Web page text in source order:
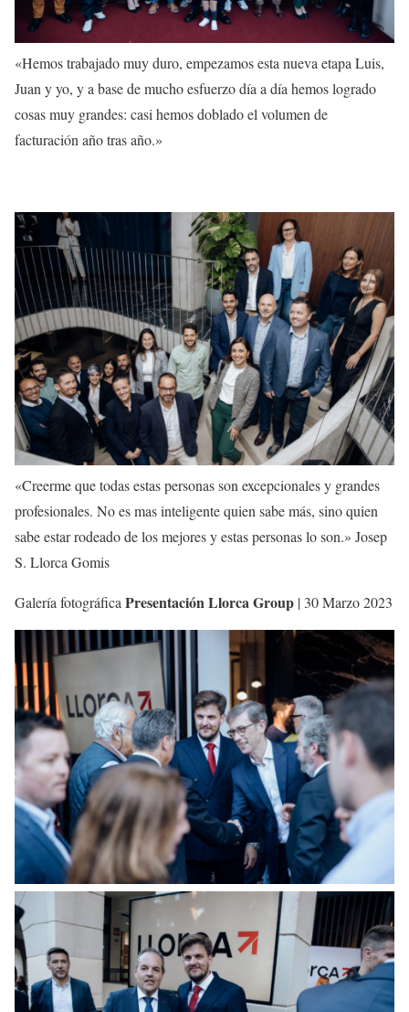
«Hemos trabajado muy duro, empezamos esta nueva etapa Luis,
Juan y yo, y a base de mucho esfuerzo día a día hemos logrado
cosas muy grandes: casi hemos doblado el volumen de
facturación año tras año.»
«Creerme que todas estas personas son excepcionales y grandes
profesionales. No es mas inteligente quien sabe más, sino quien
sabe estar rodeado de los mejores y estas personas lo son.» Josep
S. Llorca Gomis
Galería fotográficaPresentación Llorca Group | 30 Marzo 2023